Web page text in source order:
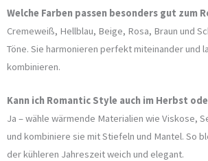
Welche Farben passen besonders gut zum
Cremeweiß, Hellblau, Beige, Rosa, Braun und
Töne. Sie harmonieren perfekt miteinander und
kombinieren.
Kann ich Romantic Style auch im Herbst
Ja – wähle wärmende Materialien wie Viskose,
und kombiniere sie mit Stiefeln und Mantel. So
der kühleren Jahreszeit weich und elegant.